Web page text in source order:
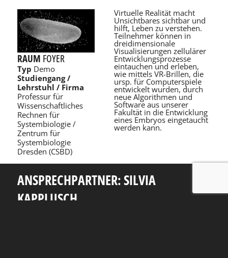
RAUM FOYER
Typ Demo
Studiengang /
Lehrstuhl / Firma
Professur für
Wissenschaftli­ches
Rechnen für
Systembiologie /
Zentrum für
Systembiologie
Dresden (CSBD)
Virtuelle Realität macht
Unsichtbares sichtbar und
hilft, Leben zu verstehen.
Teilnehmer können in
dreidimensionale
Visualisierungen zellulärer
Entwicklungsprozesse
eintauchen und erleben,
wie mittels VR-Brillen, die
ursp. für Computerspiele
entwickelt wurden, durch
neue Algorithmen und
Software aus unserer
Fakultät in die Entwicklung
eines Embryos eingetaucht
werden kann.
ANSPRECHPARTNER: SILVIA
KAPPLUSCH